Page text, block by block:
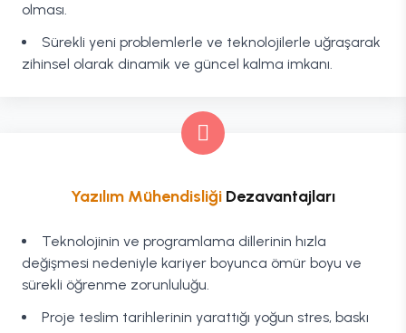
olması.
Sürekli yeni problemlerle ve teknolojilerle uğraşarak
zihinsel olarak dinamik ve güncel kalma imkanı.
Yazılım Mühendisliği Dezavantajları
Teknolojinin ve programlama dillerinin hızla
değişmesi nedeniyle kariyer boyunca ömür boyu ve
sürekli öğrenme zorunluluğu.
Proje teslim tarihlerinin yarattığı yoğun stres, baskı